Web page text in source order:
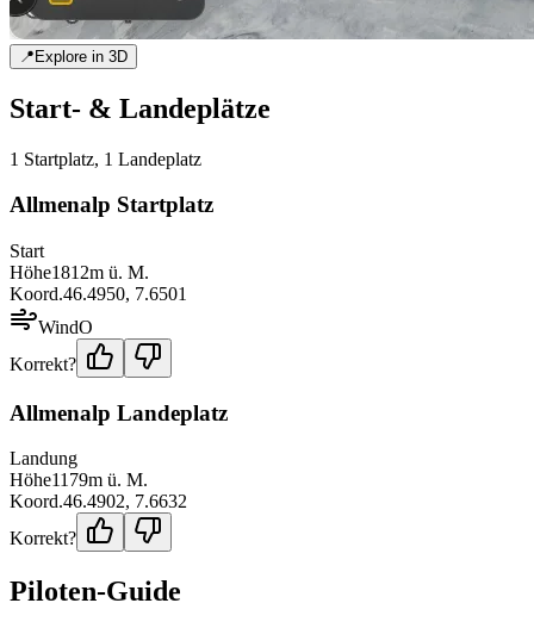
📍Explore in 3D
Start- & Landeplätze
1 Startplatz, 1 Landeplatz
Allmenalp Startplatz
Start
Höhe1812m ü. M.
Koord.46.4950, 7.6501
WindO
Korrekt?
Allmenalp Landeplatz
Landung
Höhe1179m ü. M.
Koord.46.4902, 7.6632
Korrekt?
Piloten-Guide